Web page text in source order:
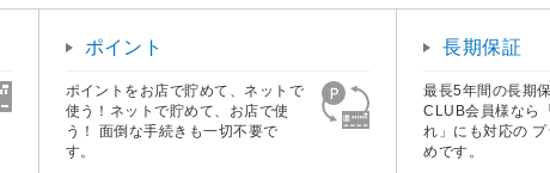
ポイント
ポイントをお店で貯めて、ネットで
使う！ネットで貯めて、お店で使
う！ 面倒な手続きも一切不要で
す。
長期保証
最長5年間の長期
CLUB会員様なら
れ」にも対応の
めです。